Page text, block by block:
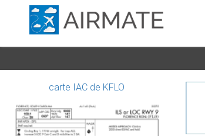
carte IAC de KFLO